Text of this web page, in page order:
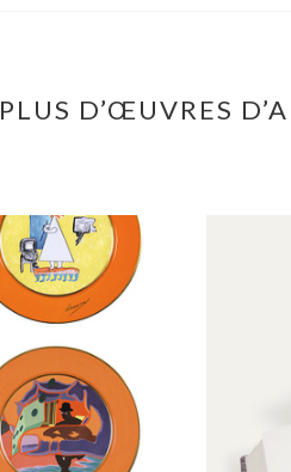
PLUS D’ŒUVRES